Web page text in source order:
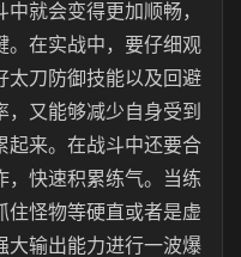
就会变得更加顺畅，
。在实战中，要仔细观
太刀防御技能以及回避
又能够减少自身受到
起来。在战斗中还要合
，快速积累练气。当练
住怪物等硬直或者是虚
大输出能力进行一波爆